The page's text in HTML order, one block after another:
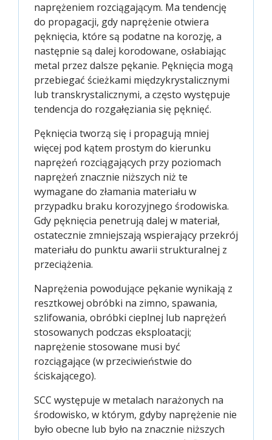
naprężeniem rozciągającym. Ma tendencję
do propagacji, gdy naprężenie otwiera
pęknięcia, które są podatne na korozję, a
następnie są dalej korodowane, osłabiając
metal przez dalsze pękanie. Pęknięcia mogą
przebiegać ścieżkami międzykrystalicznymi
lub transkrystalicznymi, a często występuje
tendencja do rozgałęziania się pęknięć.
Pęknięcia tworzą się i propagują mniej
więcej pod kątem prostym do kierunku
naprężeń rozciągających przy poziomach
naprężeń znacznie niższych niż te
wymagane do złamania materiału w
przypadku braku korozyjnego środowiska.
Gdy pęknięcia penetrują dalej w materiał,
ostatecznie zmniejszają wspierający przekrój
materiału do punktu awarii strukturalnej z
przeciążenia.
Naprężenia powodujące pękanie wynikają z
resztkowej obróbki na zimno, spawania,
szlifowania, obróbki cieplnej lub naprężeń
stosowanych podczas eksploatacji;
naprężenie stosowane musi być
rozciągające (w przeciwieństwie do
ściskającego).
SCC występuje w metalach narażonych na
środowisko, w którym, gdyby naprężenie nie
było obecne lub było na znacznie niższych